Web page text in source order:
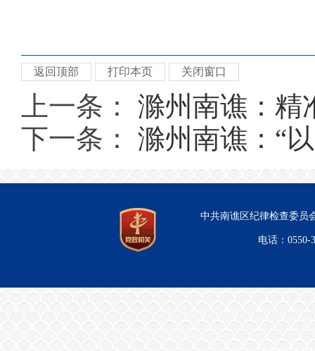
返回顶部 打印本页 关闭窗口
上一条： 滁州南谯：精
下一条： 滁州南谯：“
中共南谯区纪律检查委员
电话：0550-